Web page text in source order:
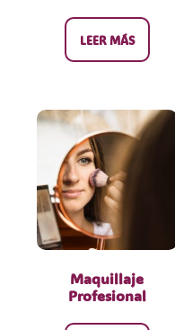
LEER MÁS
Maquillaje
Profesional